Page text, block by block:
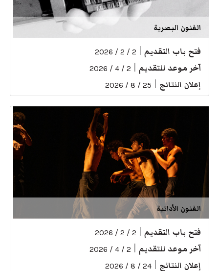
الفنون البصرية
فتح باب التقديم 2 / 2 / 2026
آخر موعد للتقديم 2 / 4 / 2026
إعلان النتائج 25 / 8 / 2026
الفنون الأدائية
فتح باب التقديم 2 / 2 / 2026
آخر موعد للتقديم 2 / 4 / 2026
إعلان النتائج 24 / 8 / 2026